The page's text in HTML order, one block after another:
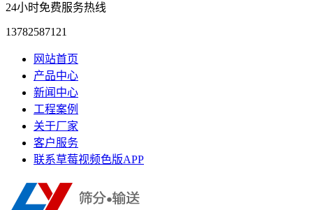
24小时免费服务热线
13782587121
网站首页
产品中心
新闻中心
工程案例
关于厂家
客户服务
联系草莓视频色版APP